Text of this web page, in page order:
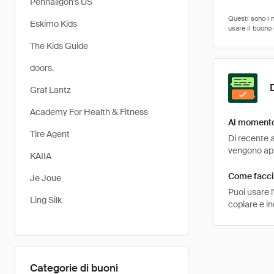
Eskimo Kids
The Kids Guide
doors.
Graf Lantz
Academy For Health & Fitness
Tire Agent
KAIIA
Je Joue
Ling Silk
Categorie di buoni
Al
Di recente
vengono
Come
Puoi usare
copiare e